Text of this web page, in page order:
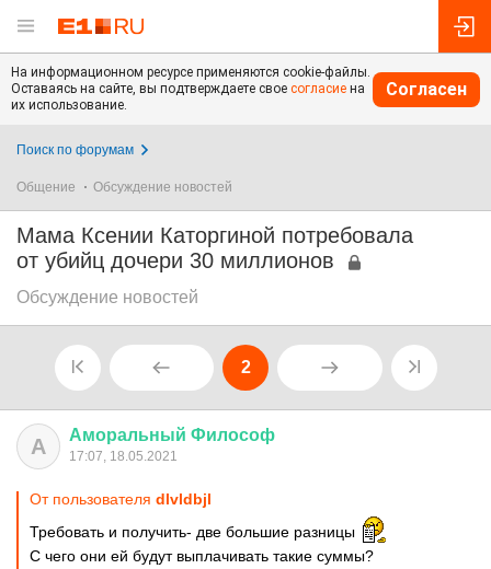
На информационном ресурсе применяются cookie-файлы.
Оставаясь на сайте, вы подтверждаете свое согласие на
их использование.
Согласен
Поиск по форумам
Общение Обсуждение новостей
Мама Ксении Каторгиной потребовала
от убийц дочери 30 миллионов
Обсуждение новостей
2
А Аморальный Философ
17:07, 18.05.2021
От пользователя dlvldbjl
Требовать и получить- две большие разницы
С чего они ей будут выплачивать такие суммы?